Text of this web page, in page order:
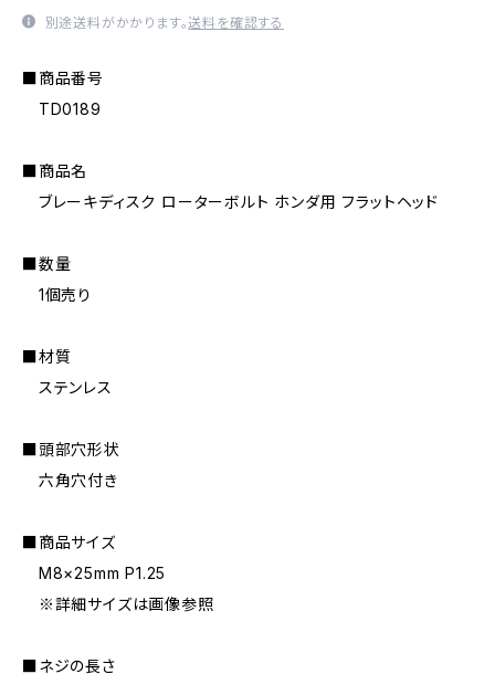
別途送料がかかります。送料を確認する
■商品番号
TD0189
■商品名
ブレーキディスク ローターボルト ホンダ用 フラットヘッド
■数量
1個売り
■材質
ステンレス
■頭部穴形状
六角穴付き
■商品サイズ
M8×25mm P1.25
※詳細サイズは画像参照
■ネジの長さ